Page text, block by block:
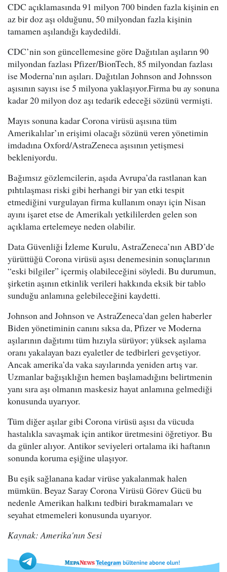
CDC açıklamasında 91 milyon 700 binden fazla kişinin en
az bir doz aşı olduğunu, 50 milyondan fazla kişinin
tamamen aşılandığı kaydedildi.
CDC’nin son güncellemesine göre Dağıtılan aşıların 90
milyondan fazlası Pfizer/BionTech, 85 milyondan fazlası
ise Moderna’nın aşıları. Dağıtılan Johnson and Johnsson
aşısının sayısı ise 5 milyona yaklaşıyor.Firma bu ay sonuna
kadar 20 milyon doz aşı tedarik edeceği sözünü vermişti.
Mayıs sonuna kadar Corona virüsü aşısına tüm
Amerikalılar’ın erişimi olacağı sözünü veren yönetimin
imdadına Oxford/AstraZeneca aşısının yetişmesi
bekleniyordu.
Bağımsız gözlemcilerin, aşıda Avrupa’da rastlanan kan
pıhtılaşması riski gibi herhangi bir yan etki tespit
etmediğini vurgulayan firma kullanım onayı için Nisan
ayını işaret etse de Amerikalı yetkililerden gelen son
açıklama ertelemeye neden olabilir.
Data Güvenliği İzleme Kurulu, AstraZeneca’nın ABD’de
yürüttüğü Corona virüsü aşısı denemesinin sonuçlarının
“eski bilgiler” içermiş olabileceğini söyledi. Bu durumun,
şirketin aşının etkinlik verileri hakkında eksik bir tablo
sunduğu anlamına gelebileceğini kaydetti.
Johnson and Johnson ve AstraZeneca’dan gelen haberler
Biden yönetiminin canını sıksa da, Pfizer ve Moderna
aşılarının dağıtımı tüm hızıyla sürüyor; yüksek aşılama
oranı yakalayan bazı eyaletler de tedbirleri gevşetiyor.
Ancak amerika’da vaka sayılarında yeniden artış var.
Uzmanlar bağışıklığın hemen başlamadığını belirtmenin
yanı sıra aşı olmanın maskesiz hayat anlamına gelmediği
konusunda uyarıyor.
Tüm diğer aşılar gibi Corona virüsü aşısı da vücuda
hastalıkla savaşmak için antikor üretmesini öğretiyor. Bu
da günler alıyor. Antikor seviyeleri ortalama iki haftanın
sonunda koruma eşiğine ulaşıyor.
Bu eşik sağlanana kadar virüse yakalanmak halen
mümkün. Beyaz Saray Corona Virüsü Görev Gücü bu
nedenle Amerikan halkını tedbiri bırakmamaları ve
seyahat etmemeleri konusunda uyarıyor.
Kaynak: Amerika'nın Sesi